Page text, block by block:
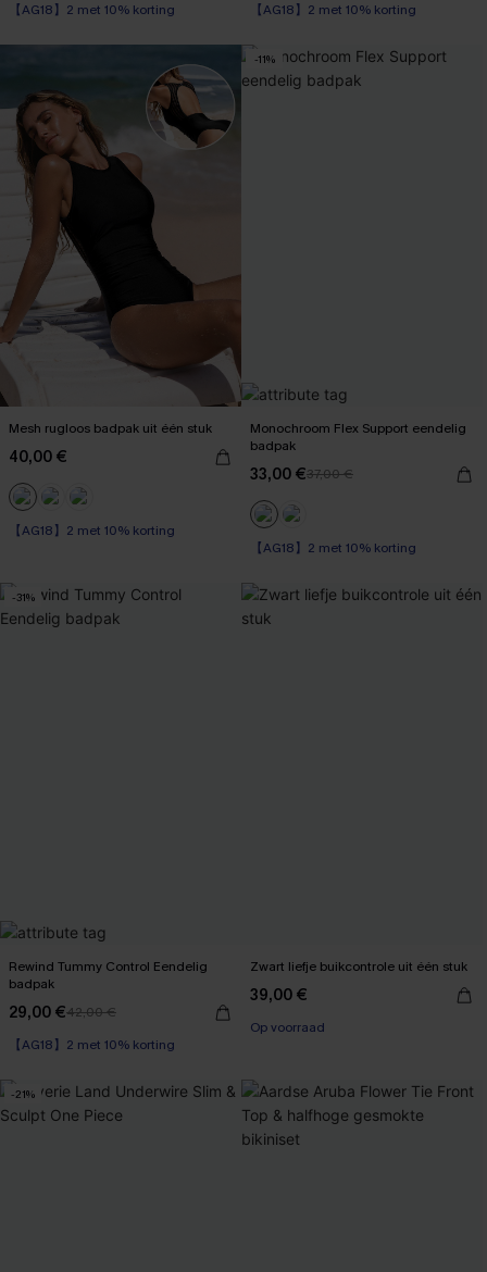
【AG18】2 met 10% korting
【AG18】2 met 10% korting
【AG18】2 met 10% korting
Mesh rugloos badpak uit één stuk
40,00 €
【AG18】2 met 10% korting
【AG18】2 met 10% korting
-11%
Monochroom Flex Support eendelig
badpak
33,00 €37,00 €
【AG18】2 met 10% korting
【AG18】2 met 10% korting
-31%
Rewind Tummy Control Eendelig
badpak
29,00 €42,00 €
【AG18】2 met 10% korting
【AG18】2 met 10% korting
Zwart liefje buikcontrole uit één stuk
39,00 €
Op voorraad
-21%